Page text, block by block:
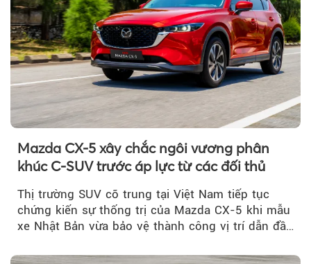
Mazda CX-5 xây chắc ngôi vương phân
khúc C-SUV trước áp lực từ các đối thủ
Thị trường SUV cỡ trung tại Việt Nam tiếp tục
chứng kiến sự thống trị của Mazda CX-5 khi mẫu
xe Nhật Bản vừa bảo vệ thành công vị trí dẫn đầu